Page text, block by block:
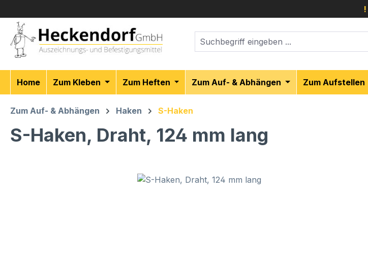
!
Home Zum Kleben Zum Heften Zum Auf- & Abhängen Zum Aufstellen
Zum Auf- & Abhängen Haken S-Haken
S-Haken, Draht, 124 mm lang